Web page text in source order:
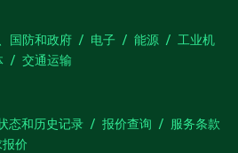
国防和政府 电子 能源
工业机
交通运输
态和历史记录 报价查询
服务条款
价